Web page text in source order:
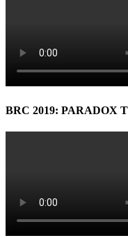
BRC 2019: PARADOX